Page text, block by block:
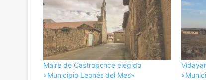
Maire de Castroponce elegido
«Municipio Leonés del Mes»